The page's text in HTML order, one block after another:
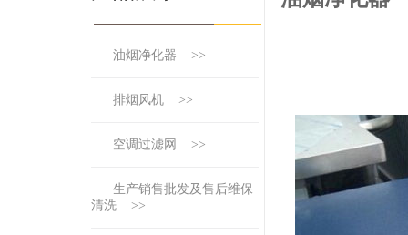
油烟净化器 >>
排烟风机 >>
空调过滤网 >>
生产销售批发及售后维保
清洗 >>